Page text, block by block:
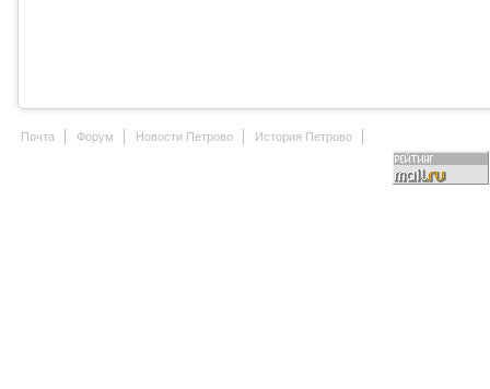
Почта Форум Новости Петрово История Петрово